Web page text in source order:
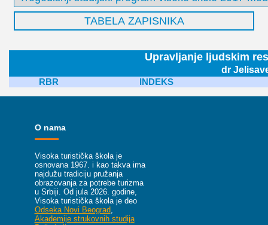
Upravljanje ljudskim
dr
RBR INDEKS
O nama
Visoka turistička škola je
osnovana 1967. i kao takva ima
najdužu tradiciju pružanja
obrazovanja za potrebe turizma
u Srbiji. Od jula 2026. godine,
Visoka turistička škola je deo
Odseka Novi Beograd
Akademije strukovnih studija